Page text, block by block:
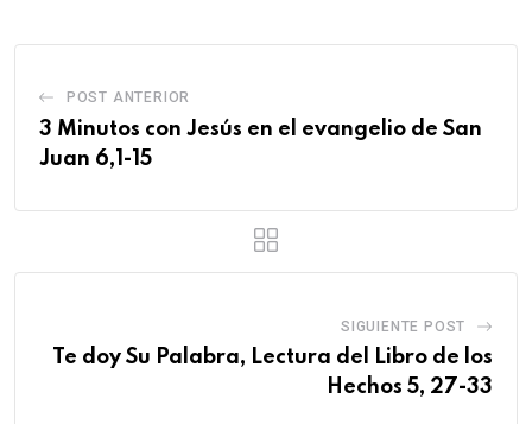
POST ANTERIOR
3 Minutos con Jesús en el evangelio de San
Juan 6,1-15
SIGUIENTE POST
Te doy Su Palabra, Lectura del Libro de los
Hechos 5, 27-33